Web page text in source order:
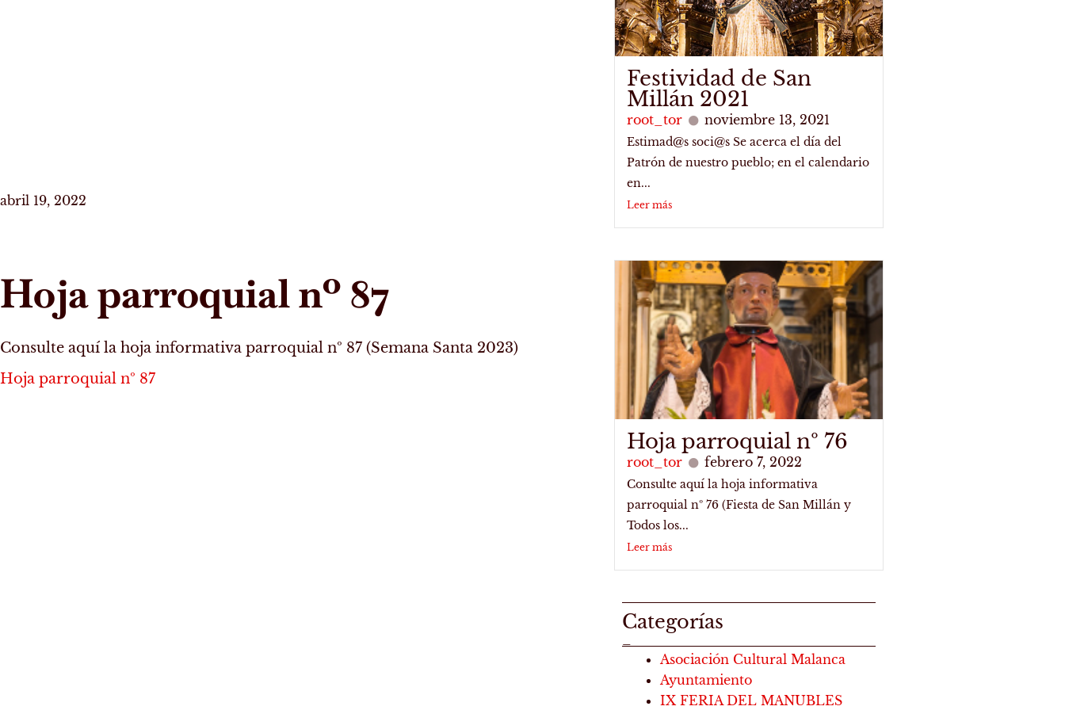
abril 19, 2022
Hoja parroquial nº 87
Consulte aquí la hoja informativa parroquial nº 87 (Semana Santa 2023)
Hoja parroquial nº 87
Festividad de San
Millán 2021
root_tor noviembre 13, 2021
Estimad@s soci@s Se acerca el día del
Patrón de nuestro pueblo; en el calendario
en...
Leer más
Hoja parroquial nº 76
root_tor febrero 7, 2022
Consulte aquí la hoja informativa
parroquial nº 76 (Fiesta de San Millán y
Todos los...
Leer más
Categorías
Asociación Cultural Malanca
Ayuntamiento
IX FERIA DEL MANUBLES